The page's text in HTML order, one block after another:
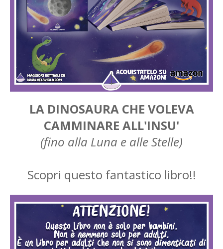
LA DINOSAURA CHE VOLEVA
CAMMINARE ALL'INSU'
(fino alla Luna e alle Stelle)
Scopri questo fantastico libro!!